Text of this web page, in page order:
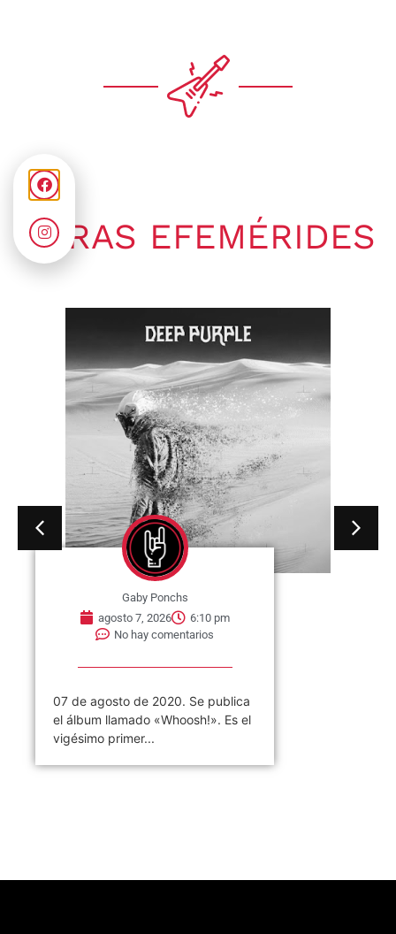
OTRAS EFEMÉRIDES
Gaby Ponchs
agosto 7, 2026
6:10 pm
No hay comentarios
07 de agosto de 2020. Se publica
el álbum llamado «Whoosh!». Es el
vigésimo primer...